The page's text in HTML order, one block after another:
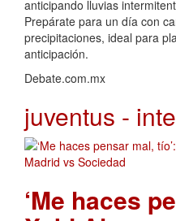
anticipando lluvias
Prepárate para un día con
precipitaciones, ideal para
anticipación.
Debate.com.mx
juventus -
‘Me haces